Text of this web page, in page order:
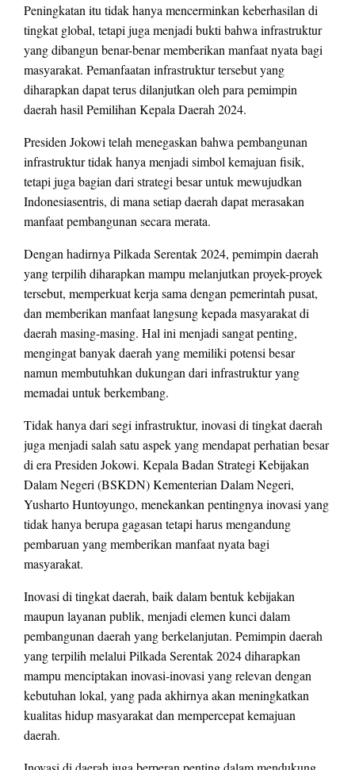
Peningkatan itu tidak hanya mencerminkan keberhasilan di
tingkat global, tetapi juga menjadi bukti bahwa infrastruktur
yang dibangun benar-benar memberikan manfaat nyata bagi
masyarakat. Pemanfaatan infrastruktur tersebut yang
diharapkan dapat terus dilanjutkan oleh para pemimpin
daerah hasil Pemilihan Kepala Daerah 2024.
Presiden Jokowi telah menegaskan bahwa pembangunan
infrastruktur tidak hanya menjadi simbol kemajuan fisik,
tetapi juga bagian dari strategi besar untuk mewujudkan
Indonesiasentris, di mana setiap daerah dapat merasakan
manfaat pembangunan secara merata.
Dengan hadirnya Pilkada Serentak 2024, pemimpin daerah
yang terpilih diharapkan mampu melanjutkan proyek-proyek
tersebut, memperkuat kerja sama dengan pemerintah pusat,
dan memberikan manfaat langsung kepada masyarakat di
daerah masing-masing. Hal ini menjadi sangat penting,
mengingat banyak daerah yang memiliki potensi besar
namun membutuhkan dukungan dari infrastruktur yang
memadai untuk berkembang.
Tidak hanya dari segi infrastruktur, inovasi di tingkat daerah
juga menjadi salah satu aspek yang mendapat perhatian besar
di era Presiden Jokowi. Kepala Badan Strategi Kebijakan
Dalam Negeri (BSKDN) Kementerian Dalam Negeri,
Yusharto Huntoyungo, menekankan pentingnya inovasi yang
tidak hanya berupa gagasan tetapi harus mengandung
pembaruan yang memberikan manfaat nyata bagi
masyarakat.
Inovasi di tingkat daerah, baik dalam bentuk kebijakan
maupun layanan publik, menjadi elemen kunci dalam
pembangunan daerah yang berkelanjutan. Pemimpin daerah
yang terpilih melalui Pilkada Serentak 2024 diharapkan
mampu menciptakan inovasi-inovasi yang relevan dengan
kebutuhan lokal, yang pada akhirnya akan meningkatkan
kualitas hidup masyarakat dan mempercepat kemajuan
daerah.